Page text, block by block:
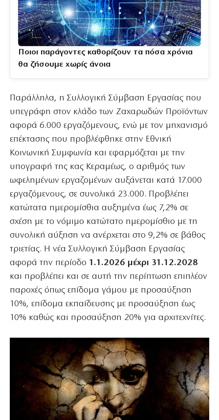
Ποιοι παράγοντες καθορίζουν τα πόσα χρόνια
θα ζήσουμε χωρίς άνοια
Παράλληλα, η Συλλογική Σύμβαση Εργασίας που
υπεγράφη στον κλάδο των Ζαχαρωδών Προϊόντων
αφορά 6.000 εργαζόμενους, ενώ με τον μηχανισμό
επέκτασης που προβλέφθηκε στην Εθνική
Κοινωνική Συμφωνία και εφαρμόζεται με την
υπογραφή της κας Κεραμέως, ο αριθμός των
ωφελημένων εργαζομένων αυξάνεται κατά 17.000
εργαζόμενους, σε συνολικά 23.000. Προβλέπει
κατώτατα ημερομίσθια αυξημένα έως 7,2% σε
σχέση με το νόμιμο κατώτατο ημερομίσθιο με τη
συνολική αύξηση να ανέρχεται στο 9,2% σε βάθος
τριετίας. Η νέα Συλλογική Σύμβαση Εργασίας
αφορά την περίοδο 1.1.2026 μέχρι 31.12.2028
και προβλέπει και σε αυτή την περίπτωση επιπλέον
παροχές όπως επίδομα γάμου με προσαύξηση
10%, επίδομα εκπαίδευσης με προσαύξηση έως
10% καθώς και προσαύξηση 20% για αρχιτεχνίτες.